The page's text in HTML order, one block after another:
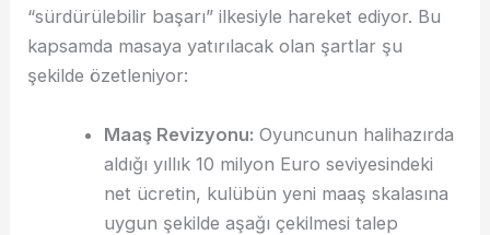
“sürdürülebilir başarı” ilkesiyle hareket ediyor. Bu
kapsamda masaya yatırılacak olan şartlar şu
şekilde özetleniyor:
Maaş Revizyonu: Oyuncunun halihazırda
aldığı yıllık 10 milyon Euro seviyesindeki
net ücretin, kulübün yeni maaş skalasına
uygun şekilde aşağı çekilmesi talep